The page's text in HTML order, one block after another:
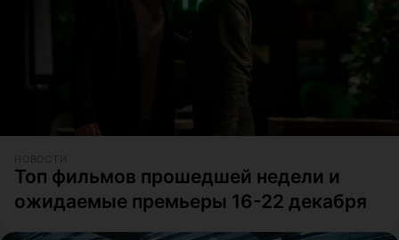
Топ фильмов прошедшей недели и
ожидаемые премьеры 16-22 декабря